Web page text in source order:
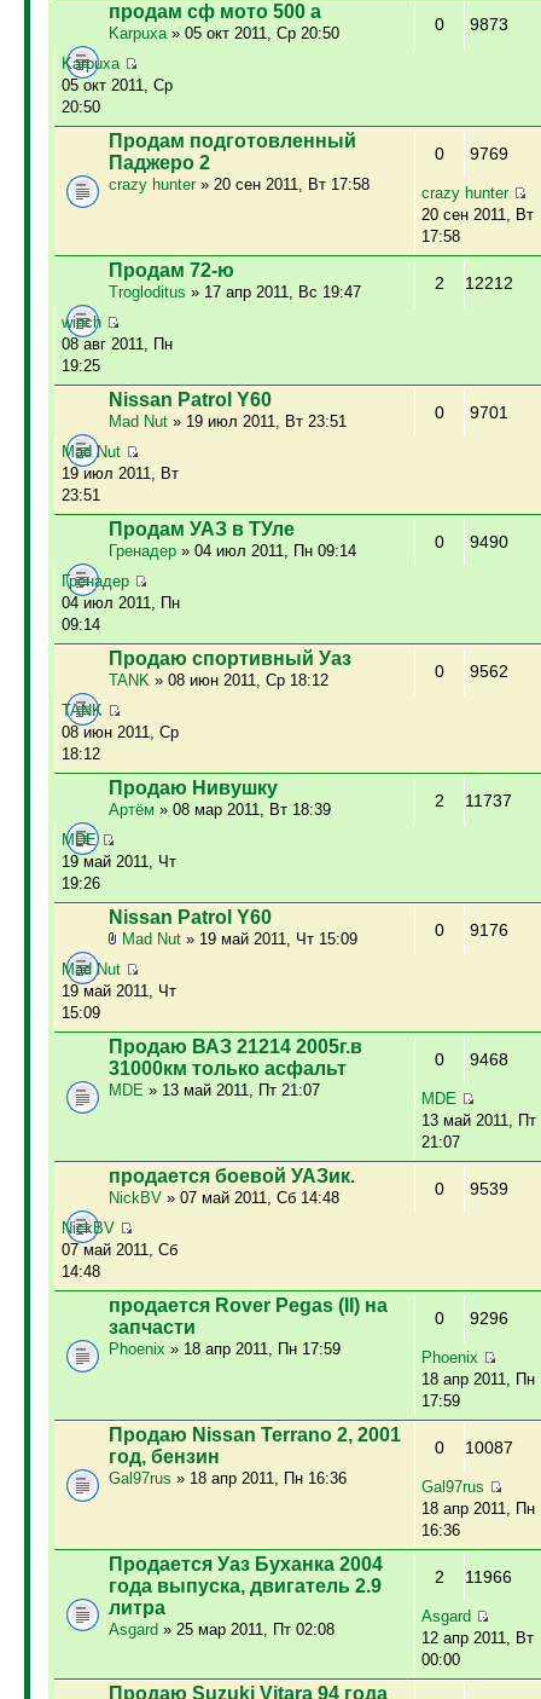
продам сф мото 500 а
Karpuxa» 05 окт 2011, Ср 20:50 0 9873
Karpuxa
05 окт 2011, Ср
20:50
Продам подготовленный
Паджеро 2
crazy hunter» 20 сен 2011, Вт 17:58
0 9769
crazy hunter
20 сен 2011, Вт
17:58
Продам 72-ю
Trogloditus » 17 апр 2011, Вс 19:47 2 12212
winch
08 авг 2011, Пн
19:25
Nissan Patrol Y60
Mad Nut» 19 июл 2011, Вт 23:51 0 9701
Mad Nut
19 июл 2011, Вт
23:51
Продам УАЗ в ТУле
Гренадер» 04 июл 2011, Пн 09:14 0 9490
Гренадер
04 июл 2011, Пн
09:14
Продаю спортивный Уаз
TANK» 08 июн 2011, Ср 18:12 0 9562
TANK
08 июн 2011, Ср
18:12
Продаю Нивушку
Артём » 08 мар 2011, Вт 18:39 2 11737
MDE
19 май 2011, Чт
19:26
Nissan Patrol Y60
Mad Nut» 19 май 2011, Чт 15:09 0 9176
Mad Nut
19 май 2011, Чт
15:09
Продаю ВАЗ 21214 2005г.в
31000км только асфальт
MDE » 13 май 2011, Пт 21:07
0 9468
MDE
13 май 2011, Пт
21:07
продается боевой УАЗик.
NickBV» 07 май 2011, Сб 14:48 0 9539
NickBV
07 май 2011, Сб
14:48
продается Rover Pegas (II) на
запчасти
Phoenix » 18 апр 2011, Пн 17:59
0 9296
Phoenix
18 апр 2011, Пн
17:59
Продаю Nissan Terrano 2, 2001
год, бензин
Gal97rus » 18 апр 2011, Пн 16:36
0 10087
Gal97rus
18 апр 2011, Пн
16:36
Продается Уаз Буханка 2004
года выпуска, двигатель 2.9
литра
Asgard » 25 мар 2011, Пт 02:08
2 11966
Asgard
12 апр 2011, Вт
00:00
Продаю Suzuki Vitara 94 года